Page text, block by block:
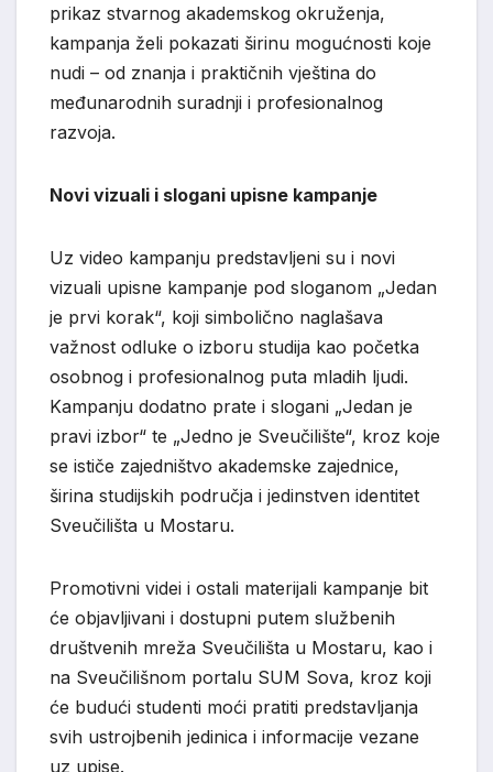
prikaz stvarnog akademskog okruženja,
kampanja želi pokazati širinu mogućnosti koje
nudi – od znanja i praktičnih vještina do
međunarodnih suradnji i profesionalnog
razvoja.
Novi vizuali i slogani upisne kampanje
Uz video kampanju predstavljeni su i novi
vizuali upisne kampanje pod sloganom „Jedan
je prvi korak“, koji simbolično naglašava
važnost odluke o izboru studija kao početka
osobnog i profesionalnog puta mladih ljudi.
Kampanju dodatno prate i slogani „Jedan je
pravi izbor“ te „Jedno je Sveučilište“, kroz koje
se ističe zajedništvo akademske zajednice,
širina studijskih područja i jedinstven identitet
Sveučilišta u Mostaru.
Promotivni videi i ostali materijali kampanje bit
će objavljivani i dostupni putem službenih
društvenih mreža Sveučilišta u Mostaru, kao i
na Sveučilišnom portalu SUM Sova, kroz koji
će budući studenti moći pratiti predstavljanja
svih ustrojbenih jedinica i informacije vezane
uz upise.